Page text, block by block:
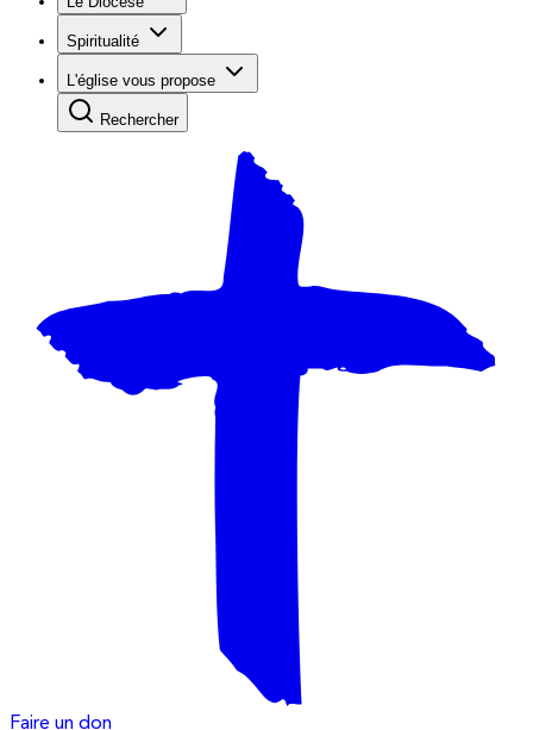
Spiritualité
L'église vous propose
Rechercher
Faire un don